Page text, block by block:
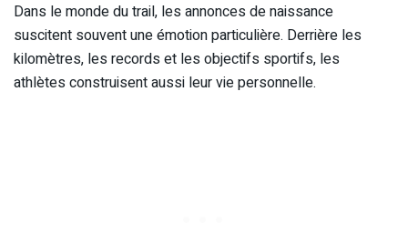
Dans le monde du trail, les annonces de naissance
suscitent souvent une émotion particulière. Derrière les
kilomètres, les records et les objectifs sportifs, les
athlètes construisent aussi leur vie personnelle.